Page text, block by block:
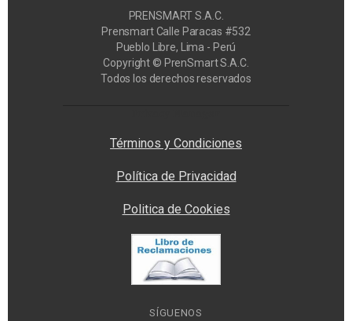
PRENSMART S.A.C.
Prensmart Calle Paracas #532
Pueblo Libre, Lima - Perú
Copyright © PrenSmart S.A.C.
Todos los derechos reservados
Términos y Condiciones
Política de Privacidad
Politica de Cookies
SÍGUENOS